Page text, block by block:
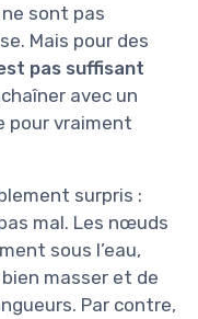
sont pas
Mais pour des
pas suffisant
avec un
pour vraiment
surpris :
mal. Les nœuds
sous l’eau,
masser et de
Par contre,